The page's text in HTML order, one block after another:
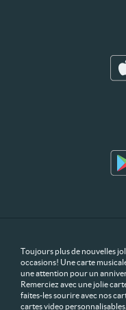
Toujours plus de nouvelles
occasions! Une carte
une attention pour un
Remerciez avec une jolie
faites-les sourire avec nos
cartes video